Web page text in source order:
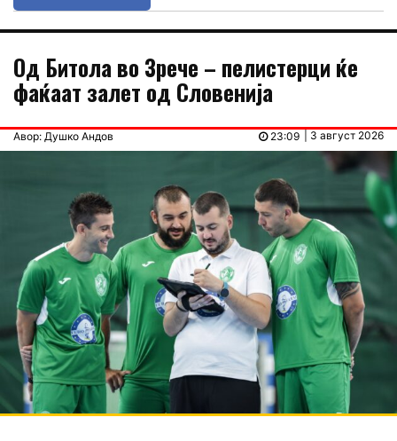
Од Битола во Зрече – пелистерци ќе
фаќаат залет од Словенија
Авор: Душко Андов | 3 август 2026
23:09